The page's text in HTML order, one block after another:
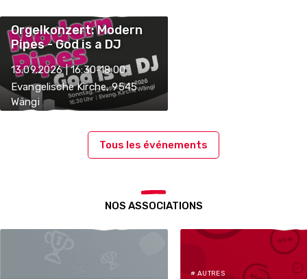
Orgelkonzert: Modern
Pipes - God is a DJ
13.09.2026 | 16:30-18:00
Evangelische Kirche, 9545
Wängi
Tous les événements
NOS ASSOCIATIONS
# AUTRES